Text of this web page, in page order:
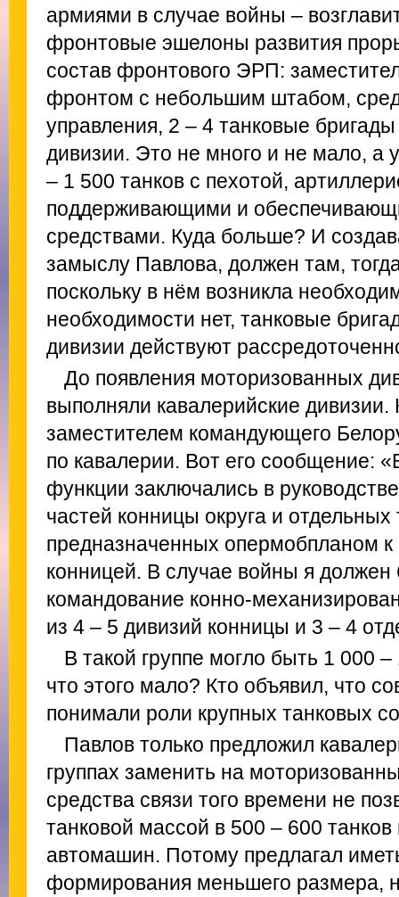
армиями в случае войны –
фронтовые эшелоны развития
состав фронтового ЭРП:
фронтом с небольшим штабом,
управления, 2 – 4 танковые
дивизии. Это не много и не мало, а
– 1 500 танков с пехотой,
поддерживающими и
средствами. Куда больше? И
замыслу Павлова, должен там, тогда
поскольку в нём возникла
необходимости нет, танковые
дивизии действуют
До появления моторизованных
выполняли кавалерийские
заместителем командующего
по кавалерии. Вот его сообщение:
функции заключались в
частей конницы округа и отдельных
предназначенных опермобпланом
конницей. В случае войны я должен
командование конно-
из 4 – 5 дивизий конницы и 3 – 4
В такой группе могло быть 1 000
что этого мало? Кто объявил, что
понимали роли крупных танковых
Павлов только предложил
группах заменить на
средства связи того времени не
танковой массой в 500 – 600 танков
автомашин. Потому предлагал
формирования меньшего размера,